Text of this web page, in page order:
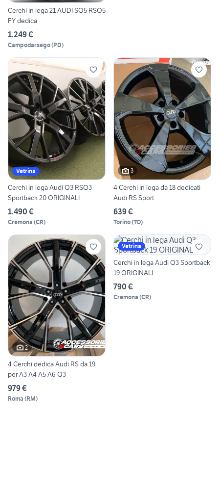
Cerchi in lega 21 AUDI SQ5 RSQ5
FY dedica
1.249 €
Campodarsego(PD)
Vetrina
Cerchi in lega Audi Q3 RSQ3
Sportback 20 ORIGINALI
1.490 €
Cremona (CR)
3
4 Cerchi in lega da 18 dedicati
Audi RS Sport
639 €
Torino(TO)
2
4 Cerchi dedica Audi RS da 19
per A3 A4 A5 A6 Q3
979 €
Roma (RM)
Vetrina
Cerchi in lega Audi Q3 Sportback
19 ORIGINALI
790 €
Cremona (CR)